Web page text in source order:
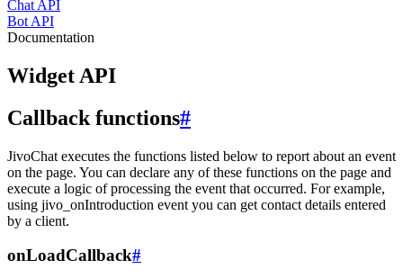
Chat API
Bot API
Documentation
Widget API
Callback functions#
JivoChat executes the functions listed below to report about an event
on the page. You can declare any of these functions on the page and
execute a logic of processing the event that occurred. For example,
using jivo_onIntroduction event you can get contact details entered
by a client.
onLoadCallback#